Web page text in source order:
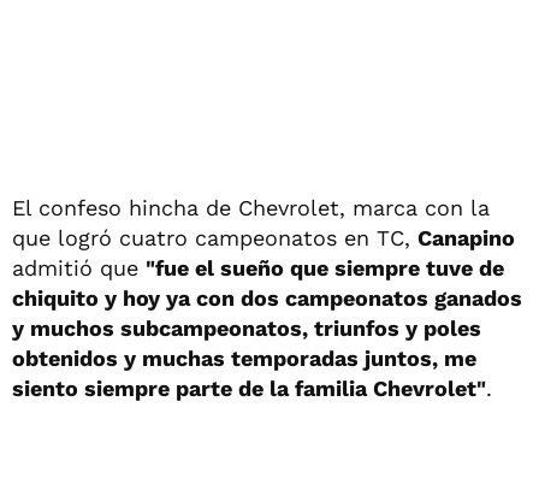
El confeso hincha de Chevrolet, marca con la
que logró cuatro campeonatos en TC, Canapino
admitió que "fue el sueño que siempre tuve de
chiquito y hoy ya con dos campeonatos ganados
y muchos subcampeonatos, triunfos y poles
obtenidos y muchas temporadas juntos, me
siento siempre parte de la familia Chevrolet".